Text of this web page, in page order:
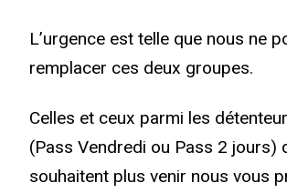
L’urgence est telle que nous ne
remplacer ces deux groupes.
Celles et ceux parmi les
(Pass Vendredi ou Pass 2 jours)
souhaitent plus venir nous vous